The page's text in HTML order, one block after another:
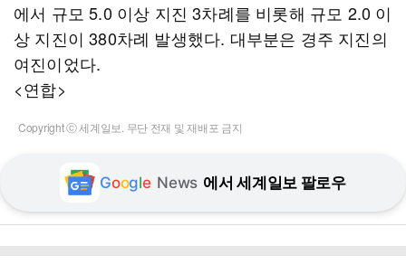
에서 규모 5.0 이상 지진 3차례를 비롯해 규모 2.0 이
상 지진이 380차례 발생했다. 대부분은 경주 지진의
여진이었다.
<연합>
Copyright ⓒ 세계일보. 무단 전재 및 재배포 금지
Google News 에서 세계일보 팔로우